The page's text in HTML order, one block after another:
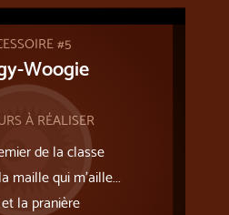
#5
Woogie
À RÉALISER
de la classe
maille qui m’aille...
la pranière